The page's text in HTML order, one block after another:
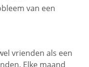
van een
vrienden als een
Elke maand